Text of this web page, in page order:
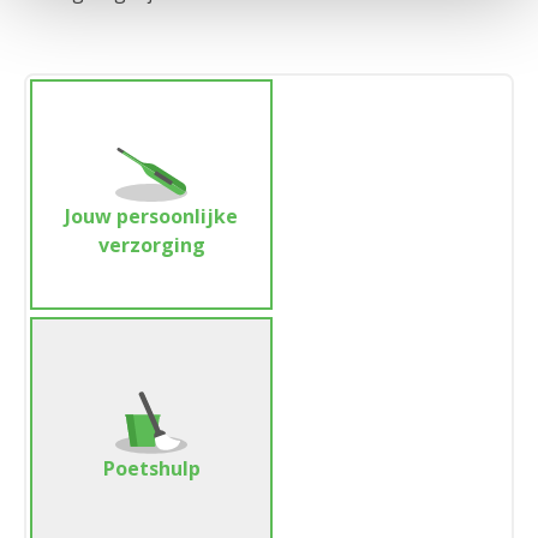
Jouw persoonlijke
verzorging
Poetshulp